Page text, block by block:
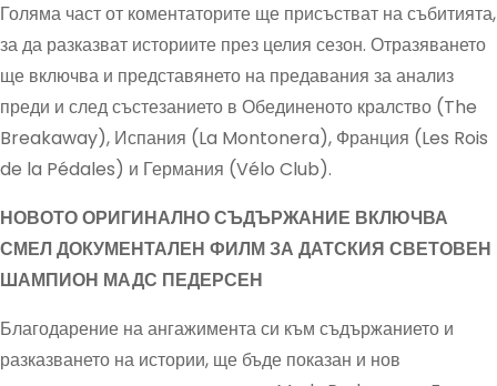
Голяма част от коментаторите ще присъстват на събитията,
за да разказват историите през целия сезон. Отразяването
ще включва и представянето на предавания за анализ
преди и след състезанието в Обединеното кралство (The
Breakaway), Испания (La Montonera), Франция (Les Rois
de la Pédales) и Германия (Vélo Club).
НОВОТО ОРИГИНАЛНО СЪДЪРЖАНИЕ ВКЛЮЧВА
СМЕЛ ДОКУМЕНТАЛЕН ФИЛМ ЗА ДАТСКИЯ СВЕТОВЕН
ШАМПИОН МАДС ПЕДЕРСЕН
Благодарение на ангажимента си към съдържанието и
разказването на истории, ще бъде показан и нов